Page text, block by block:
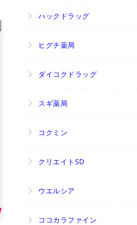
ハックドラッグ
ヒグチ薬局
ダイコクドラッグ
スギ薬局
コクミン
クリエイトSD
ウエルシア
ココカラファイン